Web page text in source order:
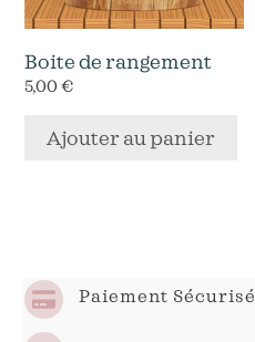
Boite de rangement
5,00€
Ajouter au panier
Paiement Sécurisé